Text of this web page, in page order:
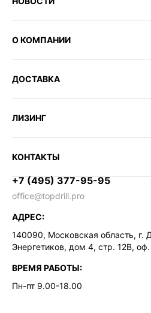
О КОМПАНИИ
ДОСТАВКА
ЛИЗИНГ
КОНТАКТЫ
+7 (495) 377-95-95
office@topdrill.pro
АДРЕС:
140090, Московская область, г.
Энергетиков, дом 4, стр. 12В,
ВРЕМЯ РАБОТЫ:
Пн-пт 9.00-18.00